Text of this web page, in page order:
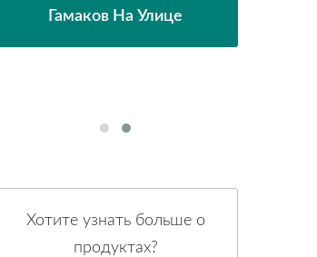
Гамаков На Улице
Хотите узнать больше о
продуктах?